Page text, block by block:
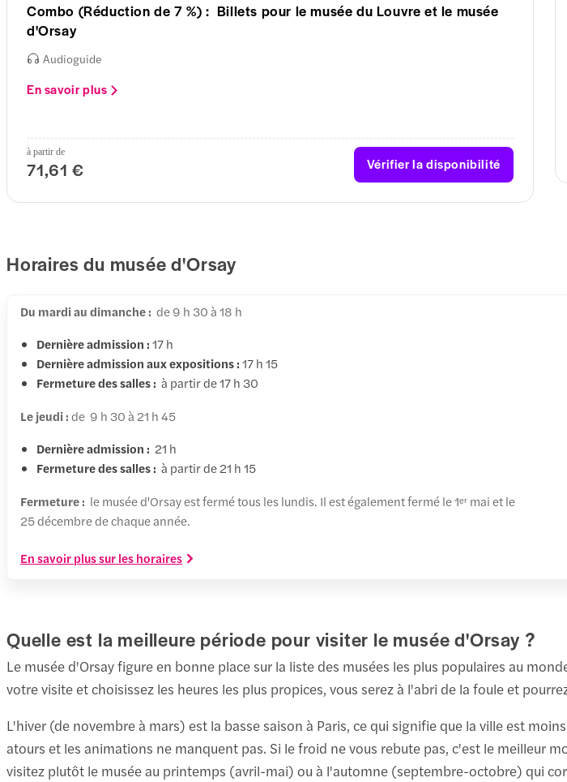
Combo (Réduction de 7 %) : Billets pour le musée du Louvre et le musée
d'Orsay
Audioguide
En savoir plus
à partir de
71,61 € Vérifier la disponibilité
Horaires du musée d'Orsay
Du mardi au dimanche : de 9 h 30 à 18 h
Dernière admission :17 h
Dernière admission aux expositions :17 h 15
Fermeture des salles: à partir de 17 h 30
Le jeudi :de 9 h 30 à 21 h 45
Dernière admission : 21 h
Fermeture des salles: à partir de 21 h 15
Fermeture : le musée d'Orsay est fermé tous les lundis. Il est également fermé le 1ᵉʳ mai et le
25 décembre de chaque année.
En savoir plus sur les horaires
Quelle est la meilleure période pour visiter le musée d'Orsay ?
Le musée d'Orsay figure en bonne place sur la liste des musées les plus populaires au
votre visite et choisissez les heures les plus propices, vous serez à l'abri de la foule et
L'hiver (de novembre à mars) est la basse saison à Paris, ce qui signifie que la ville est
atours et les animations ne manquent pas. Si le froid ne vous rebute pas, c'est le meilleur
visitez plutôt le musée au printemps (avril-mai) ou à l'automne (septembre-octobre) qui